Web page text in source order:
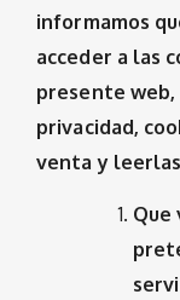
informamos
acceder a las
presente web,
privacidad,
ventay
Que